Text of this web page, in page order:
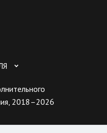
2018–2026